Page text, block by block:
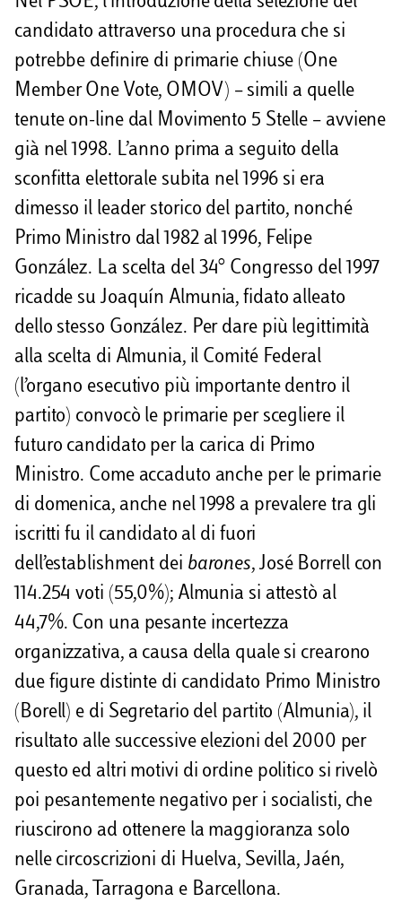
candidato attraverso una procedura che si
potrebbe definire di primarie chiuse (One
Member One Vote, OMOV) – simili a quelle
tenute on-line dal Movimento 5 Stelle – avviene
già nel 1998. L’anno prima a seguito della
sconfitta elettorale subita nel 1996 si era
dimesso il leader storico del partito, nonché
Primo Ministro dal 1982 al 1996, Felipe
González. La scelta del 34° Congresso del 1997
ricadde su Joaquín Almunia, fidato alleato
dello stesso González. Per dare più legittimità
alla scelta di Almunia, il Comité Federal
(l’organo esecutivo più importante dentro il
partito) convocò le primarie per scegliere il
futuro candidato per la carica di Primo
Ministro. Come accaduto anche per le primarie
di domenica, anche nel 1998 a prevalere tra gli
iscritti fu il candidato al di fuori
dell’establishment dei barones, José Borrell con
114.254 voti (55,0%); Almunia si attestò al
44,7%. Con una pesante incertezza
organizzativa, a causa della quale si crearono
due figure distinte di candidato Primo Ministro
(Borell) e di Segretario del partito (Almunia), il
risultato alle successive elezioni del 2000 per
questo ed altri motivi di ordine politico si rivelò
poi pesantemente negativo per i socialisti, che
riuscirono ad ottenere la maggioranza solo
nelle circoscrizioni di Huelva, Sevilla, Jaén,
Granada, Tarragona e Barcellona.